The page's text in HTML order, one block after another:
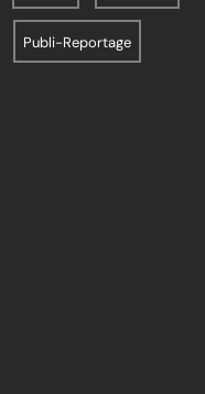
Publi-Reportage